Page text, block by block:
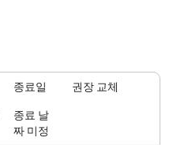
종료일 권장 교체
종료 날
짜 미정